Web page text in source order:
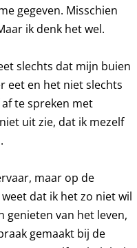
gegeven. Misschien
ik denk het wel.
slechts dat mijn buien
eet en het niet slechts
te spreken met
uit zie, dat ik mezelf
maar op de
dat ik het zo niet wil
genieten van het leven,
gemaakt bij de